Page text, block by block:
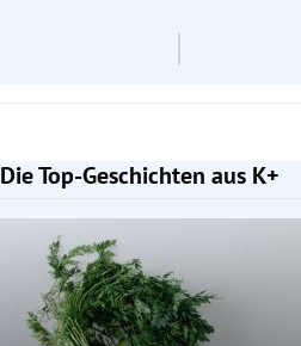
Die Top-Geschichten aus K+
Slide 1 von 7